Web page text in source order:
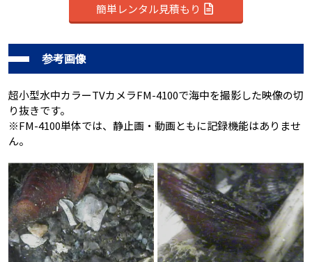
簡単レンタル見積もり
参考画像
超小型水中カラーTVカメラFM-4100で海中を撮影した映像の切
り抜きです。
※FM-4100単体では、静止画・動画ともに記録機能はありませ
ん。